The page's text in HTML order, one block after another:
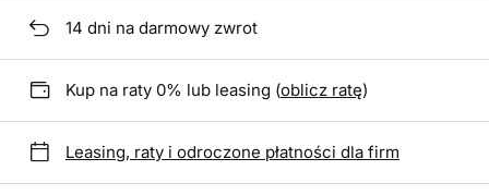
14 dni na darmowy zwrot
Kup na raty 0% lub leasing (oblicz ratę)
Leasing, raty i odroczone płatności dla firm